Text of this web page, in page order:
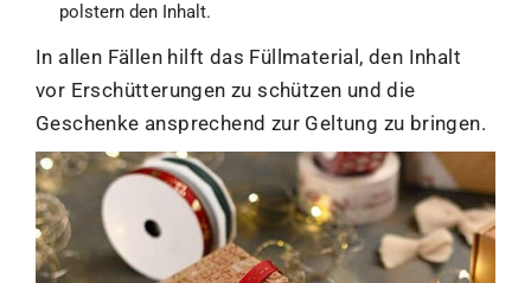
polstern den Inhalt.
In allen Fällen hilft das Füllmaterial, den Inhalt
vor Erschütterungen zu schützen und die
Geschenke ansprechend zur Geltung zu bringen.